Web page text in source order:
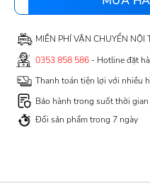
MIỄN PHÍ VẬN CHUYỂN NỘI
0353 858 586- Hotline đặt
Thanh toán tiện lợi với nhiều
Bảo hành trong suốt thời
Đổi sản phẩm trong 7 ngày